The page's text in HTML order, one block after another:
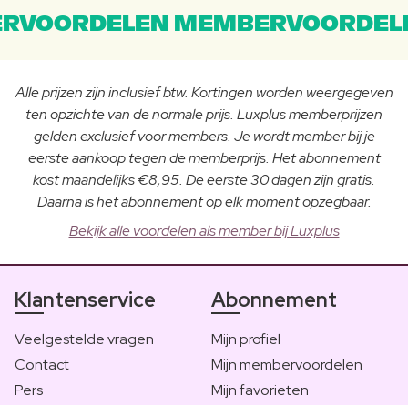
Alle prijzen zijn inclusief btw. Kortingen worden weergegeven
ten opzichte van de normale prijs. Luxplus memberprijzen
gelden exclusief voor members. Je wordt member bij je
eerste aankoop tegen de memberprijs. Het abonnement
kost maandelijks €8,95. De eerste 30 dagen zijn gratis.
Daarna is het abonnement op elk moment opzegbaar.
Bekijk alle voordelen als member bij Luxplus
Klantenservice
Veelgestelde vragen
Contact
Pers
Abonnement
Mijn profiel
Mijn membervoordelen
Mijn favorieten